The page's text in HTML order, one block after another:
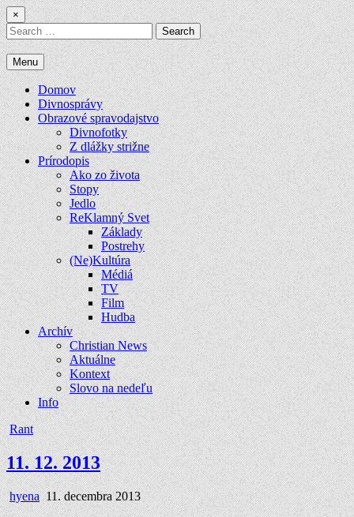
Skip
to
content
×
Search
for:
Menu
Domov
Divnosprávy
Obrazové spravodajstvo
Divnofotky
Z dlážky strižne
Prírodopis
Ako zo života
Stopy
Jedlo
ReKlamný Svet
Základy
Postrehy
(Ne)Kultúra
Médiá
TV
Film
Hudba
Archív
Christian News
Aktuálne
Kontext
Slovo na nedeľu
Info
Posted
in
Rant
11. 12. 2013
Author:
hyena Published
Date:
11. decembra 2013